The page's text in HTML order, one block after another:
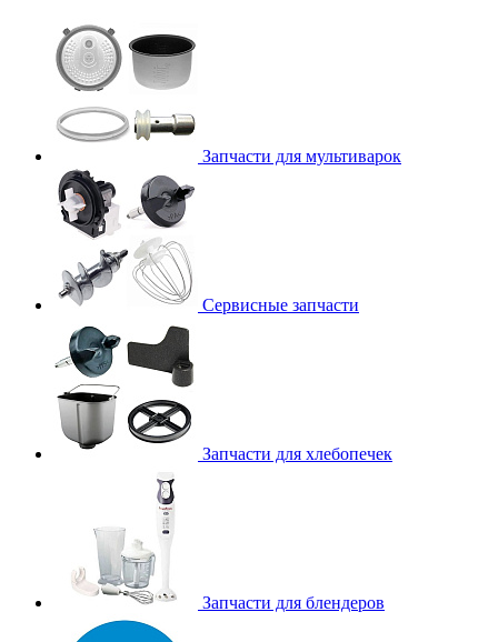
Запчасти для мультиварок
Сервисные запчасти
Запчасти для хлебопечек
Запчасти для блендеров